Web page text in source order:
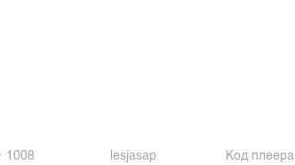
1008 lesjasap
Код плеера